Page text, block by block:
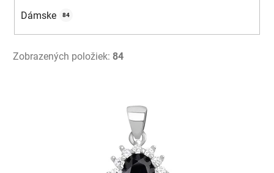
Dámske 84
Zobrazených položiek: 84